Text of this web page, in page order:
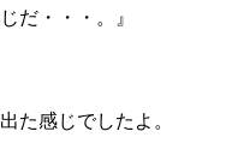
だ・・・。』
た感じでしたよ。